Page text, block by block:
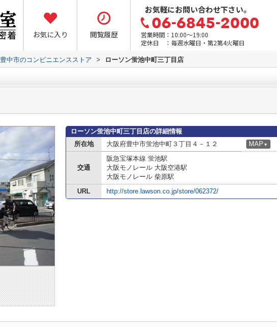
お気に入り 閲覧履歴
お気軽にお問い合わせ下さい。
営業時間：10:00～19:00
定休日 ：毎週水曜日・第2第4火曜日
豊中市のコンビニエンスストア > ローソン蛍池中町三丁目店
ローソン蛍池中町三丁目店の詳細情報
所在地
大阪府豊中市蛍池中町３丁目４－１２ MAP ▼
交通
阪急宝塚本線 蛍池駅
大阪モノレール 大阪空港駅
大阪モノレール 柴原駅
URL
http://store.lawson.co.jp/store/062372/